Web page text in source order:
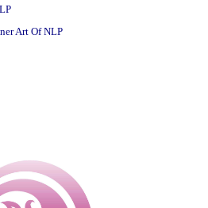
Art Of NLP